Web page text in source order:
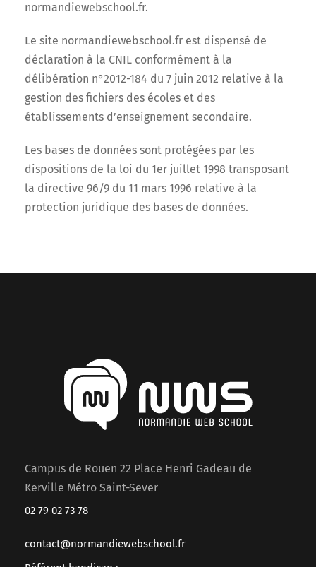
normandiewebschool.fr.
Le site normandiewebschool.fr est dispensé de
déclaration à la CNIL conformément à la
délibération n°2012-184 du 7 juin 2012 relative à la
gestion des fichiers des écoles et des
établissements d’enseignement secondaire.
Les bases de données sont protégées par les
dispositions de la loi du 1er juillet 1998 transposant
la directive 96/9 du 11 mars 1996 relative à la
protection juridique des bases de données.
Campus de Rouen 22 Place Henri Gadeau de
Kerville Métro Saint-Sever
02 79 02 73 78
contact@normandiewebschool.fr